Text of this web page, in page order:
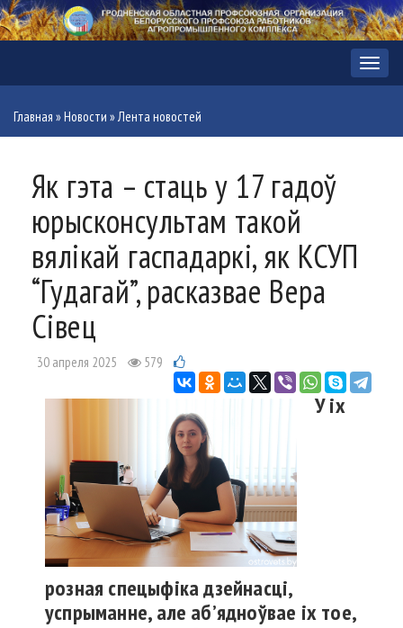
Меню
Главная »Новости »Лента новостей
Як гэта – стаць у 17 гадоў
юрысконсультам такой
вялікай гаспадаркі, як КСУП
“Гудагай”, расказвае Вера
Сівец
30 апреля 2025 579
Уіх
розная спецыфікадзейнасці,
успрыманне, але аб’ядноўвае іхтое,